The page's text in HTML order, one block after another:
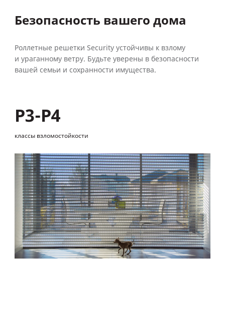
Безопасность вашего дома
Роллетные решетки Security устойчивы к взлому
и ураганному ветру. Будьте уверены в безопасности
вашей семьи и сохранности имущества.
Р3-Р4
классы взломостойкости